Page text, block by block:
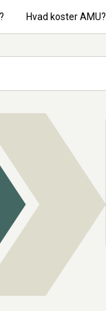
Hvad koster AMU?